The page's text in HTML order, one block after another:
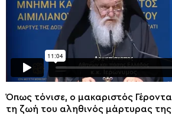
Όπως τόνισε, ο μακαριστός
τη ζωή του αληθινός μάρτυρας